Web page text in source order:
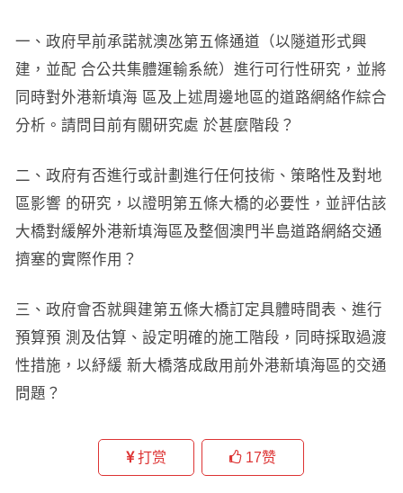
一、政府早前承諾就澳氹第五條通道（以隧道形式興
建，並配 合公共集體運輸系統）進行可行性研究，並將
同時對外港新填海 區及上述周邊地區的道路網絡作綜合
分析。請問目前有關研究處 於甚麼階段？
二、政府有否進行或計劃進行任何技術、策略性及對地
區影響 的研究，以證明第五條大橋的必要性，並評估該
大橋對緩解外港新填海區及整個澳門半島道路網絡交通
擠塞的實際作用？
三、政府會否就興建第五條大橋訂定具體時間表、進行
預算預 測及估算、設定明確的施工階段，同時採取過渡
性措施，以紓緩 新大橋落成啟用前外港新填海區的交通
問題？
打赏 17赞